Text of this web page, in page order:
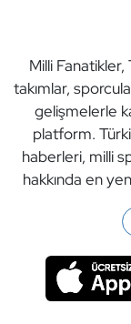
Milli
takımlar,
gelişmelerle
platform.
haberleri, milli
hakkında en